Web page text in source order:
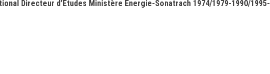
Directeur d’Etudes Ministère Energie-Sonatrach 1974/1979-1990/1995-